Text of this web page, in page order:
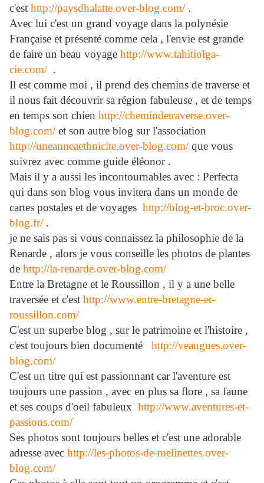
c'est http://paysdhalatte.over-blog.com/.
Avec lui c'est un grand voyage dans la polynésie
Française et présenté comme cela , l'envie est grande
de faire un beau voyage http://www.tahitiolga-
cie.com/.
Il est comme moi , il prend des chemins de traverse et
il nous fait découvrir sa région fabuleuse , et de temps
en temps son chien http://chemindetraverse.over-
blog.com/et son autre blog sur l'association
http://uneanneaethnicite.over-blog.com/que vous
suivrez avec comme guide éléonor .
Mais il y a aussi les incontournables avec : Perfecta
qui dans son blog vous invitera dans un monde de
cartes postales et de voyages http://blog-et-broc.over-
blog.fr/.
je ne sais pas si vous connaissez la philosophie de la
Renarde , alors je vous conseille les photos de plantes
de http://la-renarde.over-blog.com/
Entre la Bretagne et le Roussillon , il y a une belle
traversée et c'est http://www.entre-bretagne-et-
roussillon.com/
C'est un superbe blog , sur le patrimoine et l'histoire ,
c'est toujours bien documenté http://veaugues.over-
blog.com/
C'est un titre qui est passionnant car l'aventure est
toujours une passion , avec en plus sa flore , sa faune
et ses coups d'oeil fabuleux http://www.aventures-et-
passions.com/
Ses photos sont toujours belles et c'est une adorable
adresse avec http://les-photos-de-melinettes.over-
blog.com/